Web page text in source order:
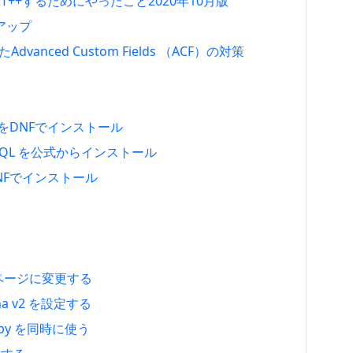
ップ
Advanced Custom Fields （ACF）の対策
DNFでインストール
を公式からインストール
でインストール
ジに変更する
v2 を設定する
を同時に使う